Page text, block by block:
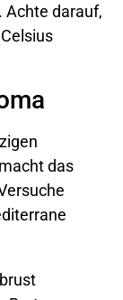
. Achte darauf,
das